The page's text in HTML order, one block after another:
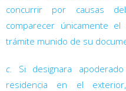
concurrir por causas
comparecer únicamente
trámite munido de su
c.
Si designara
residencia en el